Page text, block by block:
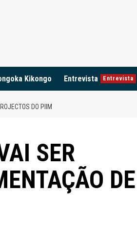
Kikongo Entrevista Entrevista
DO PIIM
SER
DE